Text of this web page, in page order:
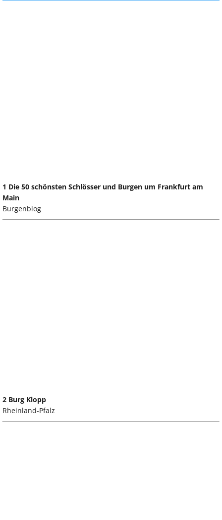
1 Die 50 schönsten Schlösser und Burgen um Frankfurt am
Main
Burgenblog
2 Burg Klopp
Rheinland-Pfalz